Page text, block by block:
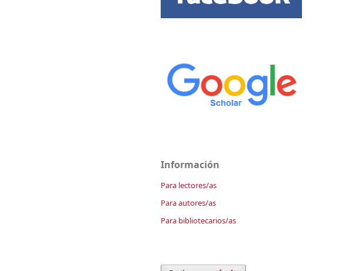
Información
Para lectores/as
Para autores/as
Para bibliotecarios/as